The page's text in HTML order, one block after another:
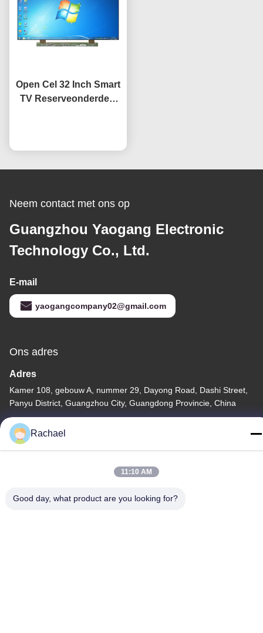
Open Cel 32 Inch Smart
TV Reserveonderdeel
Neem contact met ons op
Guangzhou Yaogang Electronic
Technology Co., Ltd.
E-mail
yaogangcompany02@gmail.com
Ons adres
Adres
Kamer 108, gebouw A, nummer 29, Dayong Road, Dashi Street,
Panyu District, Guangzhou City, Guangdong Provincie, China
Telefoon
0086-15112103717
Rachael
11:10 AM
Good day, what product are you looking for?